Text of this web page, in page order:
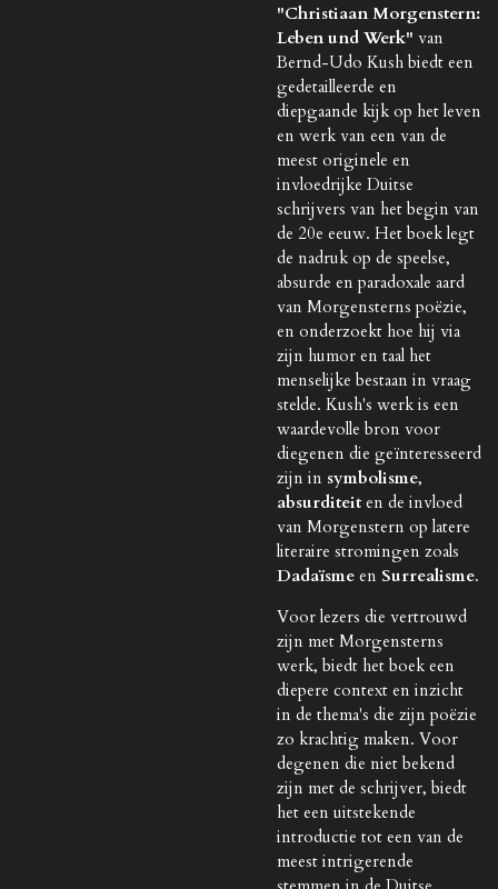
"Christiaan Morgenstern:
Leben und Werk" van
Bernd-Udo Kush biedt een
gedetailleerde en
diepgaande kijk op het leven
en werk van een van de
meest originele en
invloedrijke Duitse
schrijvers van het begin van
de 20e eeuw. Het boek legt
de nadruk op de speelse,
absurde en paradoxale aard
van Morgensterns poëzie,
en onderzoekt hoe hij via
zijn humor en taal het
menselijke bestaan in vraag
stelde. Kush's werk is een
waardevolle bron voor
diegenen die geïnteresseerd
zijn in symbolisme,
absurditeiten de invloed
van Morgenstern op latere
literaire stromingen zoals
Dadaïsme en Surrealisme.
Voor lezers die vertrouwd
zijn met Morgensterns
werk, biedt het boek een
diepere context en inzicht
in de thema's die zijn poëzie
zo krachtig maken. Voor
degenen die niet bekend
zijn met de schrijver, biedt
het een uitstekende
introductie tot een van de
meest intrigerende